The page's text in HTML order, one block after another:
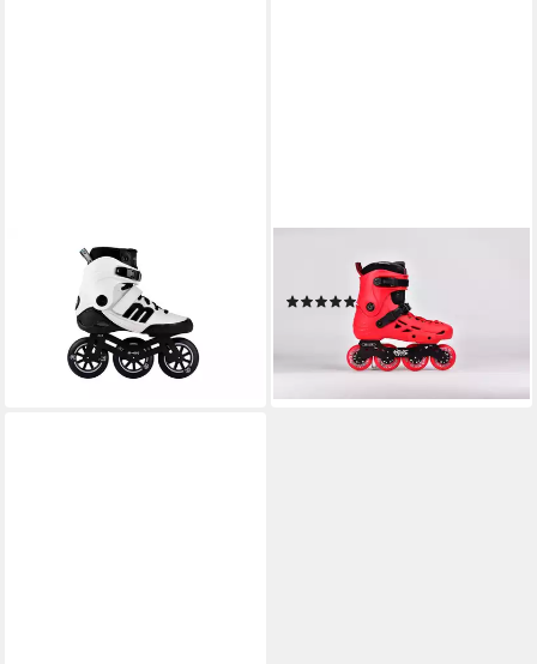
Inlineskates micro Beat
349,90 €
lieferbar - in 2-3 Werktagen bei dir
Inlineskates micro MT-Plus rot
(2)
UVP179,90 €